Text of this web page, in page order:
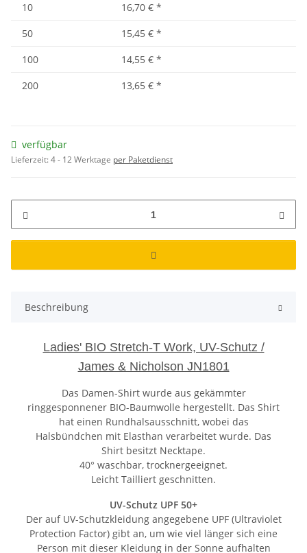
10
16,70 € *
50
15,45 € *
100
14,55 € *
200
13,65 € *
verfügbar
Lieferzeit:4 - 12 Werktage per Paketdienst
Beschreibung
Ladies' BIO Stretch-T Work, UV-Schutz /
James & Nicholson JN1801
Das Damen-Shirt wurde aus gekämmter
ringgesponnener BIO-Baumwolle hergestellt. Das Shirt
hat einen Rundhalsausschnitt, wobei das
Halsbündchen mit Elasthan verarbeitet wurde. Das
Shirt besitzt Necktape.
40° waschbar, trocknergeeignet.
Leicht Tailliert geschnitten.
UV-Schutz UPF 50+
Der auf UV-Schutzkleidung angegebene UPF (Ultraviolet
Protection Factor) gibt an, um wie viel länger sich eine
Person mit dieser Kleidung in der Sonne aufhalten